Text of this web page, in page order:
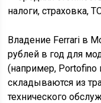
Владение Ferrari в
рублей в год для
(например, Portofino
складываются из
технического